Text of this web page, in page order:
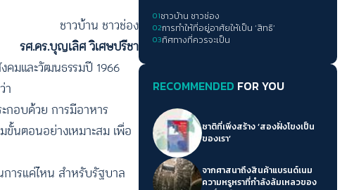
ชาวบ้าน ชาวช่อง
รศ.ดร.บุญเลิศ วิเศษปรีชา
คมและวัฒนธรรมปี 1966
า
กอบด้วย การมีอาหาร
ขั้นตอนอย่างเหมาะสม เพื่อ
การแค่ไหน สำหรับรัฐบาล
01ชาวบ้าน ชาวช่อง
02การทำให้ที่อยู่อาศัยให้เป็น ‘สิทธิ’
03ทิศทางที่ควรจะเป็น
RECOMMENDED FOR YOU
ชาติที่เพิ่งสร้าง ‘สองฝั่งโขงเป็น
ของเรา’
จากศาสนาถึงสินค้าแบรนด์เนม
ความหรูหราที่กำลังล้มเหลวของ